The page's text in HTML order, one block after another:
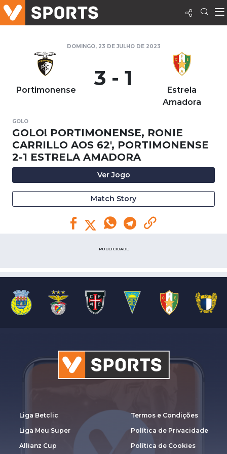
DOMINGO, 23 DE JULHO DE 2023
Portimonense 3 - 1
Estrela
Amadora
GOLO
GOLO! PORTIMONENSE, RONIE
CARRILLO AOS 62', PORTIMONENSE
2-1 ESTRELA AMADORA
Ver Jogo
Match Story
PUBLICIDADE
Liga Betclic
Liga Meu Super
Allianz Cup
Termos e Condições
Política de Privacidade
Política de Cookies